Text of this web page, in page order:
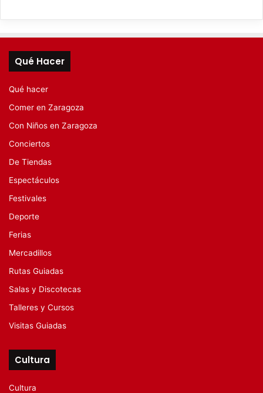
Qué Hacer
Qué hacer
Comer en Zaragoza
Con Niños en Zaragoza
Conciertos
De Tiendas
Espectáculos
Festivales
Deporte
Ferias
Mercadillos
Rutas Guiadas
Salas y Discotecas
Talleres y Cursos
Visitas Guiadas
Cultura
Cultura